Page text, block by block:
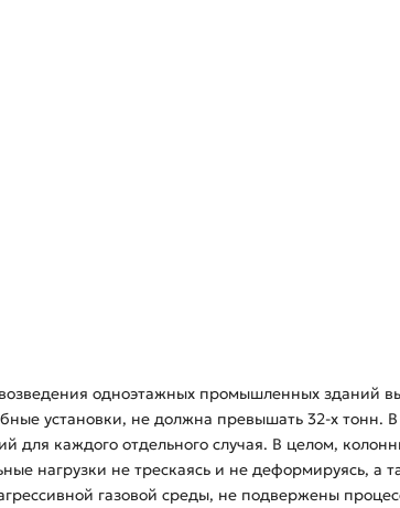
одноэтажных промышленных зданий
установки, не должна превышать 32-х тонн.
для каждого отдельного случая. В целом,
нагрузки не трескаясь и не деформируясь, а
газовой среды, не подвержены